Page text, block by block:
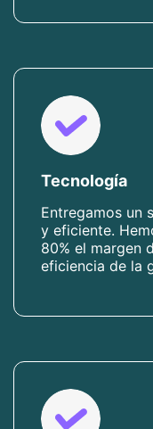
Tecnología
Entregamos un
y eficiente.
80% el margen
eficiencia de la